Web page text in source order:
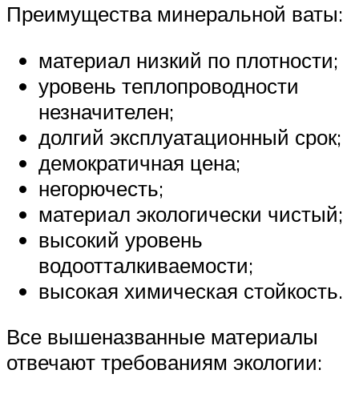
Преимущества минеральной ваты:
материал низкий по плотности;
уровень теплопроводности
незначителен;
долгий эксплуатационный срок;
демократичная цена;
негорючесть;
материал экологически чистый;
высокий уровень
водоотталкиваемости;
высокая химическая стойкость.
Все вышеназванные материалы
отвечают требованиям экологии: